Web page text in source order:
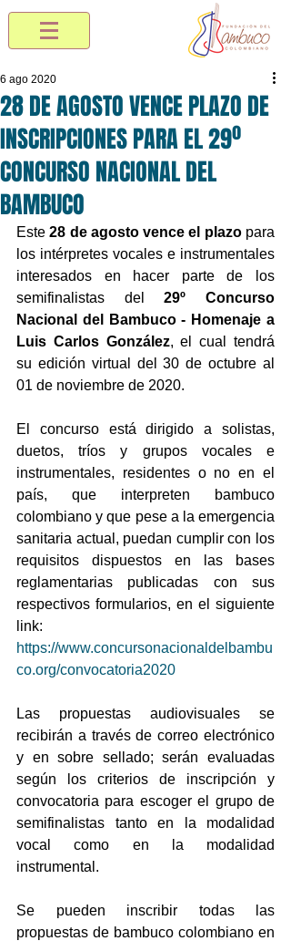
28 DE AGOSTO VENCE PLAZO DE
INSCRIPCIONES PARA EL 29º
CONCURSO NACIONAL DEL
BAMBUCO
6 ago 2020
Este 28 de agosto vence el plazo para
los intérpretes vocales e instrumentales
interesados en hacer parte de los
semifinalistas del 29º Concurso
Nacional del Bambuco - Homenaje a
Luis Carlos González, el cual tendrá
su edición virtual del 30 de octubre al
01 de noviembre de 2020.
El concurso está dirigido a solistas,
duetos, tríos y grupos vocales e
instrumentales, residentes o no en el
país, que interpreten bambuco
colombiano y que pese a la emergencia
sanitaria actual, puedan cumplir con los
requisitos dispuestos en las bases
reglamentarias publicadas con sus
respectivos formularios, en el siguiente
https://www.concursonacionaldelbambu
co.org/convocatoria2020
Las propuestas audiovisuales se
recibirán a través de correo electrónico
y en sobre sellado; serán evaluadas
según los criterios de inscripción y
convocatoria para escoger el grupo de
semifinalistas tanto en la modalidad
vocal como en la modalidad
instrumental.
Se pueden inscribir todas las
propuestas de bambuco colombiano en